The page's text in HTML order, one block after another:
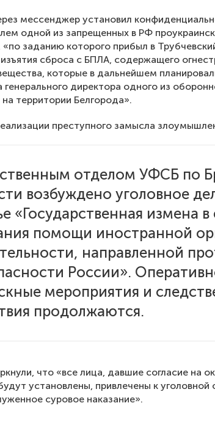
мессенджер установил
одной из запрещенных в РФ
«по заданию которого прибыл в
сброса с БПЛА, содержащего
которые в дальнейшем
генерального директора одного из
территории Белгорода».
преступного замысла
отделом УФСБ по
возбуждено уголовное
«Государственная измена
помощи иностранной
направленной
России».
мероприятия и
продолжаются.
что «все лица, давшие согласие на
установлены, привлечены к уголовной
суровое наказание».